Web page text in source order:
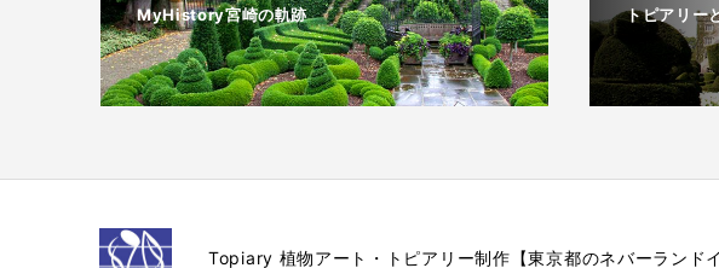
MyHistory宮崎の軌跡 トピアリー
Topiary 植物アート・トピアリー制作【東京都のネバーランド